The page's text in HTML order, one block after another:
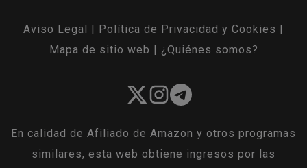
Aviso Legal Política de Privacidad y Cookies
Mapa de sitio web
¿Quiénes somos?
En calidad de Afiliado de Amazon y otros programas
similares, esta web obtiene ingresos por las